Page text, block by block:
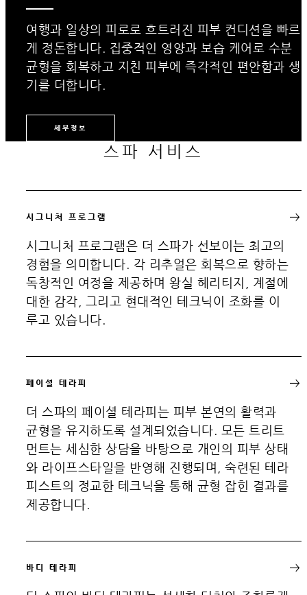
여행과 일상의 피로로 흐트러진 피부 컨디션을 빠르
게 정돈합니다. 집중적인 영양과 보습 케어로 수분
균형을 회복하고 지친 피부에 즉각적인 편안함과 생
기를 더합니다.
세부정보
스파 서비스
시그니처 프로그램
시그니처 프로그램은 더 스파가 선보이는 최고의
경험을 의미합니다. 각 리추얼은 회복으로 향하는
독창적인 여정을 제공하며 왕실 헤리티지, 계절에
대한 감각, 그리고 현대적인 테크닉이 조화를 이
루고 있습니다.
페이셜 테라피
더 스파의 페이셜 테라피는 피부 본연의 활력과
균형을 유지하도록 설계되었습니다. 모든 트리트
먼트는 세심한 상담을 바탕으로 개인의 피부 상태
와 라이프스타일을 반영해 진행되며, 숙련된 테라
피스트의 정교한 테크닉을 통해 균형 잡힌 결과를
제공합니다.
바디 테라피